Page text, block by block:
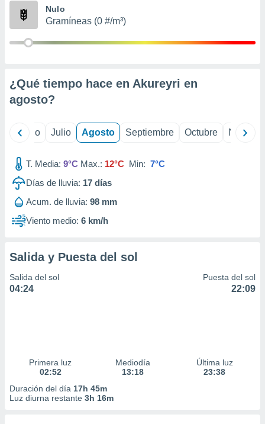
publicidad
1199
Nulo
Gramíneas (0 #/m³)
¿Qué tiempo hace en Akureyri en
agosto?
Junio Julio Agosto Septiembre Octubre
T. Media: 9°C Max.: 12°C Min: 7°C
Días de lluvia: 17 días
Acum. de lluvia: 98 mm
Viento medio: 6 km/h
Salida y Puesta del sol
Salida del sol
04:24
Puesta del sol
22:09
Primera luz
02:52
Mediodía
13:18
Última luz
23:38
Duración del día 17h 45m
Luz diurna restante 3h 16m